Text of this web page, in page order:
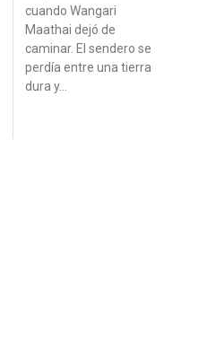
cuando Wangari
Maathai dejó de
caminar. El sendero se
perdía entre una tierra
dura y…